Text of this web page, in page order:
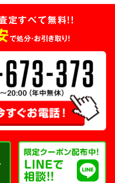
定すべて無料!!
で処分・お引き取り！